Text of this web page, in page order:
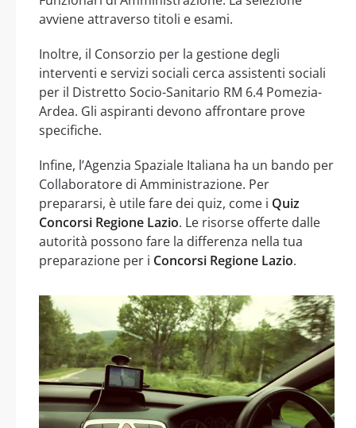
avviene attraverso titoli e esami.
Inoltre, il Consorzio per la gestione degli
interventi e servizi sociali cerca assistenti sociali
per il Distretto Socio-Sanitario RM 6.4 Pomezia-
Ardea. Gli aspiranti devono affrontare prove
specifiche.
Infine, l’Agenzia Spaziale Italiana ha un bando per
Collaboratore di Amministrazione. Per
prepararsi, è utile fare dei quiz, come i Quiz
Concorsi Regione Lazio. Le risorse offerte dalle
autorità possono fare la differenza nella tua
preparazione per i Concorsi Regione Lazio.